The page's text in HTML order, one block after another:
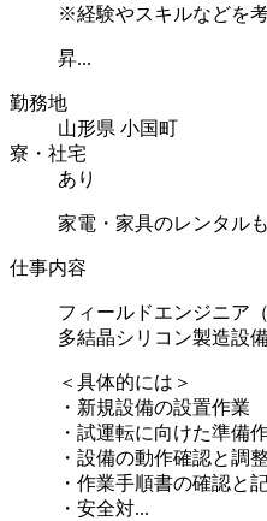
※経験やスキルなどを
昇...
勤務地
山形県 小国町
寮・社宅
あり
家電・家具のレンタル
仕事内容
フィールドエンジニア
多結晶シリコン製造設
＜具体的には＞
・新規設備の設置作業
・試運転に向けた準備
・設備の動作確認と調
・作業手順書の確認と
・安全対...